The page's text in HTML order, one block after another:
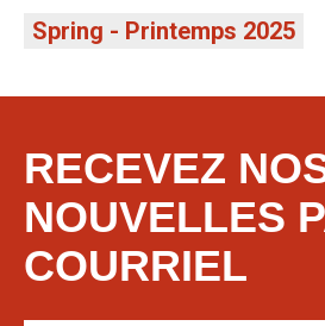
Spring - Printemps 2025
RECEVEZ
NOUVELLES
COURRIEL